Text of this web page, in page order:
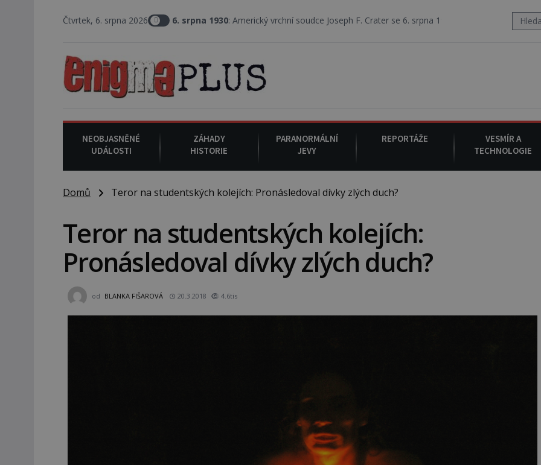
Čtvrtek, 6. srpna 2026
6. srpna 1930: Americký vrchní soudce Joseph F. Crater se 6. srpna 1930 navečeří ve své oblíbené restauraci,
NEOBJASNĚNÉ
UDÁLOSTI
ZÁHADY
HISTORIE
PARANORMÁLNÍ
JEVY
REPORTÁŽE
VESMÍR A
TECHNOLOGIE
Domů Teror na studentských kolejích: Pronásledoval dívky zlých duch?
Teror na studentských kolejích:
Pronásledoval dívky zlých duch?
od BLANKA FIŠAROVÁ 20.3.2018 4.6tis